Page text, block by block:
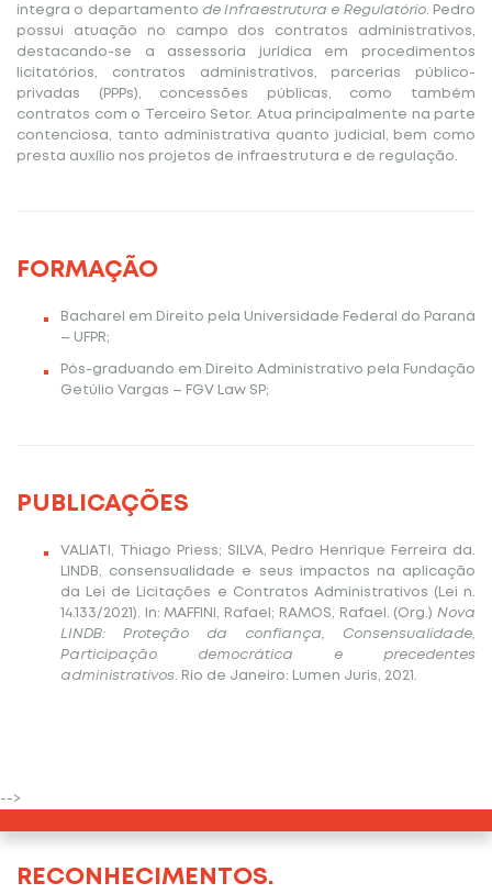
integra o departamento de Infraestrutura e Regulatório. Pedro
possui atuação no campo dos contratos administrativos,
destacando-se a assessoria jurídica em procedimentos
licitatórios, contratos administrativos, parcerias público-
privadas (PPPs), concessões públicas, como também
contratos com o Terceiro Setor. Atua principalmente na parte
contenciosa, tanto administrativa quanto judicial, bem como
presta auxílio nos projetos de infraestrutura e de regulação.
FORMAÇÃO
Bacharel em Direito pela Universidade Federal do Paraná
– UFPR;
Pós-graduando em Direito Administrativo pela Fundação
Getúlio Vargas – FGV Law SP;
PUBLICAÇÕES
VALIATI, Thiago Priess; SILVA, Pedro Henrique Ferreira da.
LINDB, consensualidade e seus impactos na aplicação
da Lei de Licitações e Contratos Administrativos (Lei n.
14.133/2021). In: MAFFINI, Rafael; RAMOS, Rafael. (Org.) Nova
LINDB: Proteção da confiança, Consensualidade,
Participação democrática e precedentes
administrativos . Rio de Janeiro: Lumen Juris, 2021.
-->
RECONHECIMENTOS.